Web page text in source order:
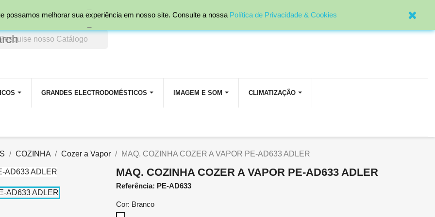
GRANDES ELECTRODOMÉSTICOS IMAGEM E SOM CLIMATIZAÇÃO
COZINHA Cozer a Vapor MAQ. COZINHA COZER A VAPOR PE-AD633 ADLER
MAQ. COZINHA COZER A VAPOR PE-AD633 ADLER
Referência: PE-AD633
Cor: Branco
possamos melhorar sua experiência em nosso site. Consulte a nossa Política de Privacidade & Cookies